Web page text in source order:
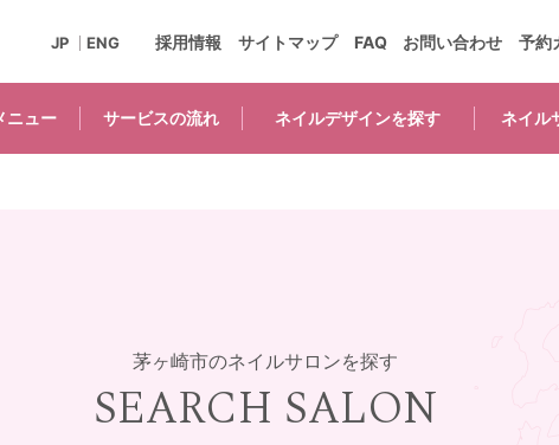
ニュー サービスの流れ ネイルデザインを探す ネイル
採用情報 サイトマップ FAQ お問い合わせ 予約
JP ENG
茅ヶ崎市のネイルサロンを探す
SEARCH SALON